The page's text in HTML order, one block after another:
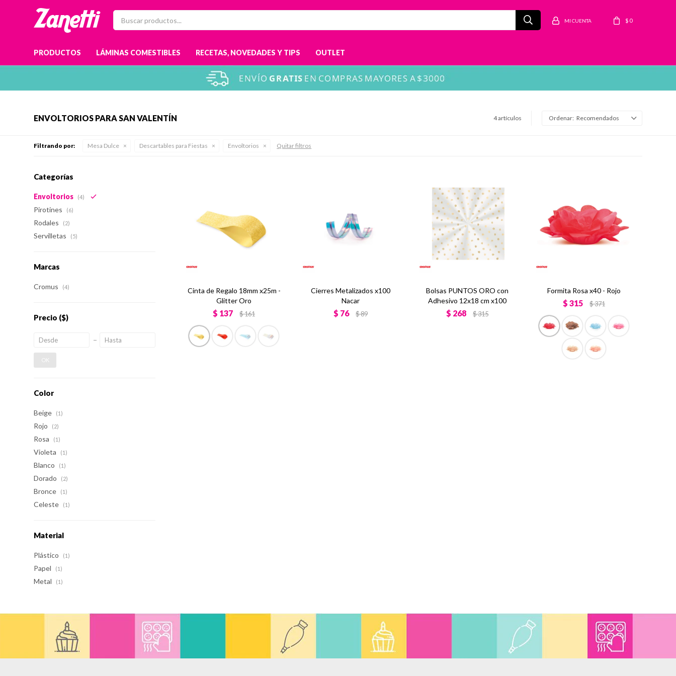
PRODUCTOS LÁMINAS COMESTIBLES RECETAS, NOVEDADES Y TIPS OUTLET
$ 0
ENVOLTORIOS PARA SAN VALENTÍN 4 artículos Recomendados
Filtrando por: Mesa Dulce Descartables para Fiestas Envoltorios Quitar filtros
Cinta de Regalo 18mm x25m -
Glitter Oro
$ 137 $161
Cierres Metalizados x100
Nacar
$ 76 $89
Bolsas PUNTOS ORO con
Adhesivo 12x18 cm x100
$ 268 $315
Formita Rosa x40 - Rojo
$ 315 $371
Categorías
Envoltorios (4)
Pirotines (6)
Rodales (2)
Servilletas (5)
Marcas
Cromus (4)
Precio ($)
OK
Color
Beige (1)
Rojo (2)
Rosa (1)
Violeta (1)
Blanco (1)
Dorado (2)
Bronce (1)
Celeste (1)
Material
Plástico (1)
Papel (1)
Metal (1)